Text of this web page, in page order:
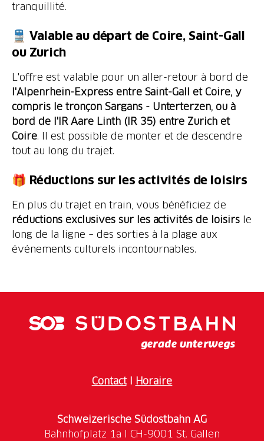
tranquillité.
🚆 Valable au départ de Coire, Saint-Gall
ou Zurich
L'offre est valable pour un aller-retour à bord de
l'Alpenrhein-Express entre Saint-Gall et Coire, y
compris le tronçon Sargans - Unterterzen, ou à
bord de l'IR Aare Linth (IR 35) entre Zurich et
Coire. Il est possible de monter et de descendre
tout au long du trajet.
🎁 Réductions sur les activités de loisirs
En plus du trajet en train, vous bénéficiez de
réductions exclusives sur les activités de loisirs le
long de la ligne – des sorties à la plage aux
événements culturels incontournables.
ContactI Horaire
Schweizerische Südostbahn AG